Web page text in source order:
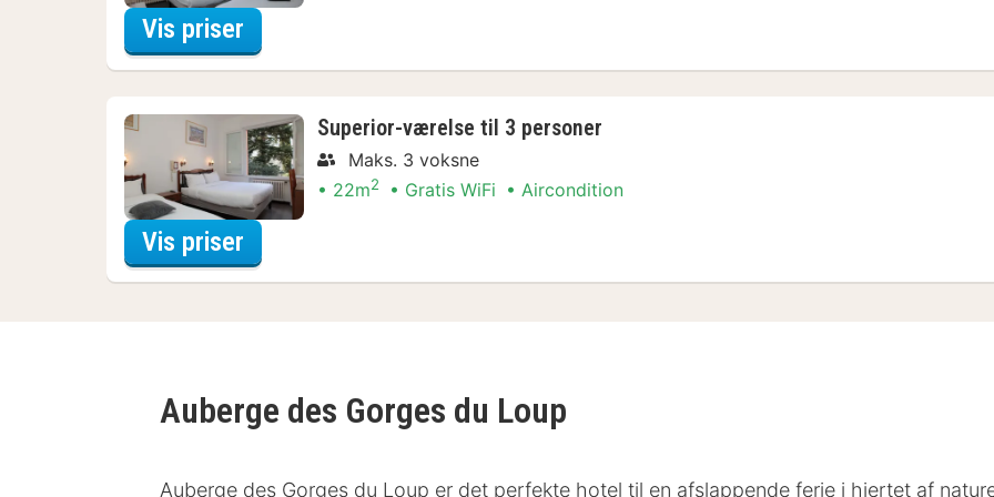
Vis priser
Superior-værelse til 3 personer
Maks. 3 voksne
22m2 Gratis WiFi Aircondition
Vis priser
Auberge des Gorges du Loup
Auberge des Gorges du Loup er det perfekte hotel til en afslappende ferie i hjertet af